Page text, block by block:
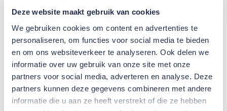
Deze website maakt gebruik van cookies
We gebruiken cookies om content en advertenties te
personaliseren, om functies voor social media te bieden
en om ons websiteverkeer te analyseren. Ook delen we
informatie over uw gebruik van onze site met onze
partners voor social media, adverteren en analyse. Deze
partners kunnen deze gegevens combineren met andere
informatie die u aan ze heeft verstrekt of die ze hebben
Achternaam
Bedrijfsnaam